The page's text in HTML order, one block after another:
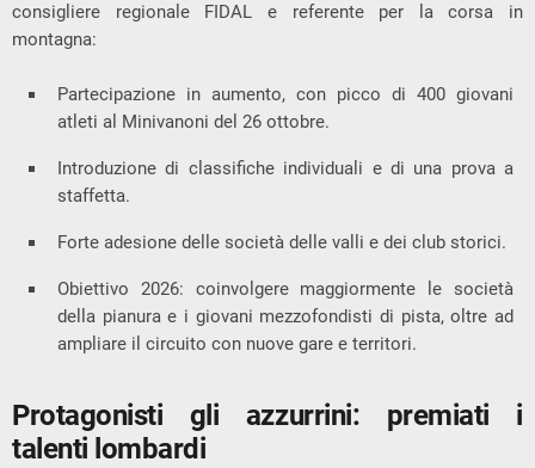
consigliere regionale FIDAL e referente per la corsa in
montagna:
Partecipazione in aumento, con picco di 400 giovani
atleti al Minivanoni del 26 ottobre.
Introduzione di classifiche individuali e di una prova a
staffetta.
Forte adesione delle società delle valli e dei club storici.
Obiettivo 2026: coinvolgere maggiormente le società
della pianura e i giovani mezzofondisti di pista, oltre ad
ampliare il circuito con nuove gare e territori.
Protagonisti gli azzurrini: premiati i
talenti lombardi